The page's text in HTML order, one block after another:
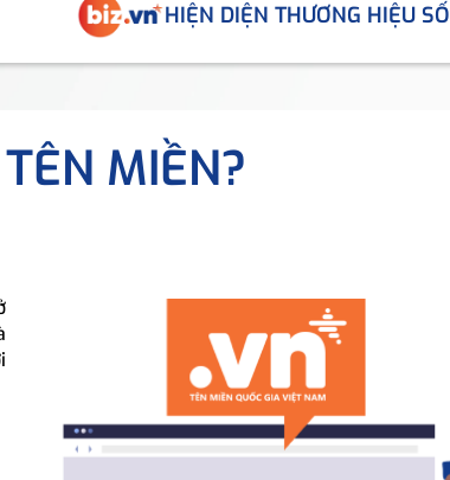
HIỆN DIỆN THƯƠNG HIỆU SỐ
MIỀN?